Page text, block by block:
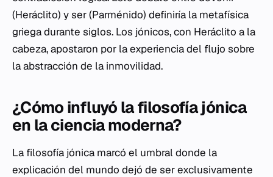
(Heráclito) y ser (Parménido) definiría la metafísica
griega durante siglos. Los jónicos, con Heráclito a la
cabeza, apostaron por la experiencia del flujo sobre
la abstracción de la inmovilidad.
¿Cómo influyó la filosofía jónica
en la ciencia moderna?
La filosofía jónica marcó el umbral donde la
explicación del mundo dejó de ser exclusivamente